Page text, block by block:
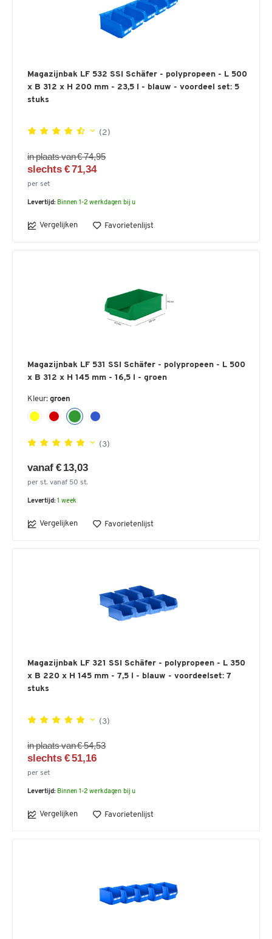
Magazijnbak LF 532 SSI Schäfer - polypropeen - L 500
x B 312 x H 200 mm - 23,5 l - blauw - voordeel set: 5
stuks
(2)
in plaats van € 74,95
slechts € 71,34
per set
Levertijd: Binnen 1-2 werkdagen bij u
Vergelijken Favorietenlijst
Magazijnbak LF 531 SSI Schäfer - polypropeen - L 500
x B 312 x H 145 mm - 16,5 l - groen
Kleur: groen
(3)
vanaf € 13,03
per st. vanaf 50 st.
Levertijd: 1 week
Vergelijken Favorietenlijst
Magazijnbak LF 321 SSI Schäfer - polypropeen - L 350
x B 220 x H 145 mm - 7,5 l - blauw - voordeelset: 7
stuks
(3)
in plaats van € 54,53
slechts € 51,16
per set
Levertijd: Binnen 1-2 werkdagen bij u
Vergelijken Favorietenlijst